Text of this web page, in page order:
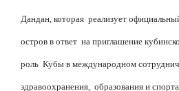
Дандан, которая реализует
остров в ответ на приглашение
роль Кубы в международном
здравоохранения, образования и